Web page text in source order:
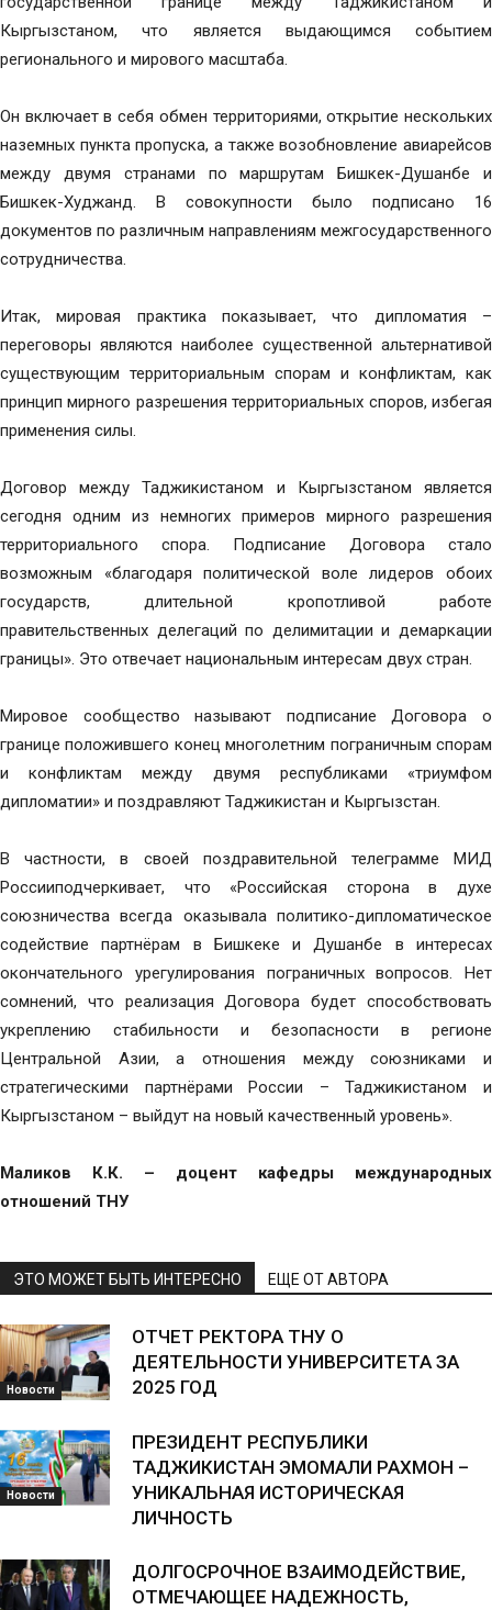
Кыргызстаном, что является выдающимся событием
регионального и мирового масштаба.
Он включает в себя обмен территориями, открытие нескольких
наземных пункта пропуска, а также возобновление авиарейсов
между двумя странами по маршрутам Бишкек-Душанбе и
Бишкек-Худжанд. В совокупности было подписано 16
документов по различным направлениям межгосударственного
сотрудничества.
Итак, мировая практика показывает, что дипломатия –
переговоры являются наиболее существенной альтернативой
существующим территориальным спорам и конфликтам, как
принцип мирного разрешения территориальных споров, избегая
применения силы.
Договор между Таджикистаном и Кыргызстаном является
сегодня одним из немногих примеров мирного разрешения
территориального спора. Подписание Договора стало
возможным «благодаря политической воле лидеров обоих
государств, длительной кропотливой работе
правительственных делегаций по делимитации и демаркации
границы». Это отвечает национальным интересам двух стран.
Мировое сообщество называют подписание Договора о
границе положившего конец многолетним пограничным спорам
и конфликтам между двумя республиками «триумфом
дипломатии» и поздравляют Таджикистан и Кыргызстан.
В частности, в своей поздравительной телеграмме МИД
Россииподчеркивает, что «Российская сторона в духе
союзничества всегда оказывала политико-дипломатическое
содействие партнёрам в Бишкеке и Душанбе в интересах
окончательного урегулирования пограничных вопросов. Нет
сомнений, что реализация Договора будет способствовать
укреплению стабильности и безопасности в регионе
Центральной Азии, а отношения между союзниками и
стратегическими партнёрами России – Таджикистаном и
Кыргызстаном – выйдут на новый качественный уровень».
Маликов К.К. – доцент кафедры международных
отношений ТНУ
ЭТО МОЖЕТ БЫТЬ ИНТЕРЕСНО ЕЩЕ ОТ АВТОРА
Новости
ОТЧЕТ РЕКТОРА ТНУ О
ДЕЯТЕЛЬНОСТИ УНИВЕРСИТЕТА ЗА
2025 ГОД
Новости
ПРЕЗИДЕНТ РЕСПУБЛИКИ
ТАДЖИКИСТАН ЭМОМАЛИ РАХМОН –
УНИКАЛЬНАЯ ИСТОРИЧЕСКАЯ
ЛИЧНОСТЬ
ДОЛГОСРОЧНОЕ ВЗАИМОДЕЙСТВИЕ,
ОТМЕЧАЮЩЕЕ НАДЕЖНОСТЬ,